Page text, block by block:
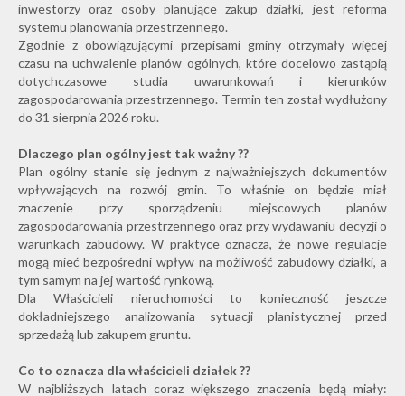
inwestorzy oraz osoby planujące zakup działki, jest reforma
systemu planowania przestrzennego.
Zgodnie z obowiązującymi przepisami gminy otrzymały więcej
czasu na uchwalenie planów ogólnych, które docelowo zastąpią
dotychczasowe studia uwarunkowań i kierunków
zagospodarowania przestrzennego. Termin ten został wydłużony
do 31 sierpnia 2026 roku.
Dlaczego plan ogólny jest tak ważny ??
Plan ogólny stanie się jednym z najważniejszych dokumentów
wpływających na rozwój gmin. To właśnie on będzie miał
znaczenie przy sporządzeniu miejscowych planów
zagospodarowania przestrzennego oraz przy wydawaniu decyzji o
warunkach zabudowy. W praktyce oznacza, że nowe regulacje
mogą mieć bezpośredni wpływ na możliwość zabudowy działki, a
tym samym na jej wartość rynkową.
Dla Właścicieli nieruchomości to konieczność jeszcze
dokładniejszego analizowania sytuacji planistycznej przed
sprzedażą lub zakupem gruntu.
Co to oznacza dla właścicieli działek ??
W najbliższych latach coraz większego znaczenia będą miały: